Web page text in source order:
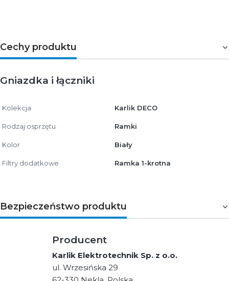
Cechy produktu
Gniazdka i łączniki
Kolekcja Karlik DECO
Rodzaj osprzętu Ramki
Kolor Biały
Filtry dodatkowe Ramka 1-krotna
Bezpieczeństwo produktu
Producent
Karlik Elektrotechnik Sp. z o.o.
ul. Wrzesińska 29